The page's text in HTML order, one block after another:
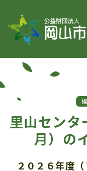
里山セン
月）の
２０２６年度